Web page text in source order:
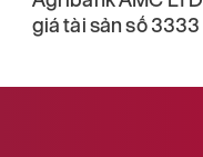
giá tài sản số 3333